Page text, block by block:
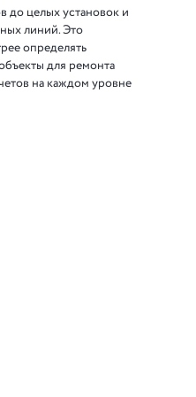
до целых установок и
линий. Это
определять
для ремонта
на каждом уровне